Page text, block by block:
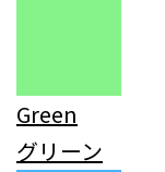
Green
グリーン